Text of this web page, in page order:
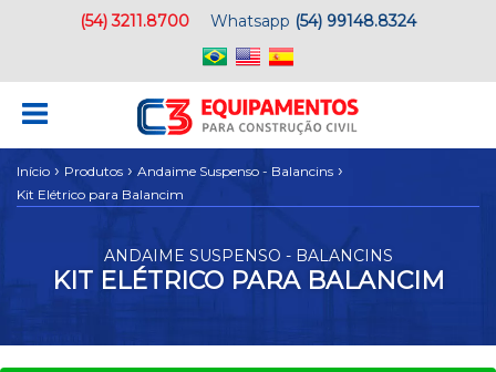
(54) 3211.8700 Whatsapp (54) 99148.8324
Início › Produtos › Andaime Suspenso - Balancins ›
Kit Elétrico para Balancim
ANDAIME SUSPENSO - BALANCINS
KIT ELÉTRICO PARA BALANCIM